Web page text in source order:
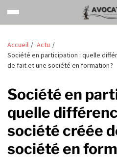
Accueil
Actu
Société en participation : quelle
de fait et une société en formation ?
Société en
quelle
société créée
société en